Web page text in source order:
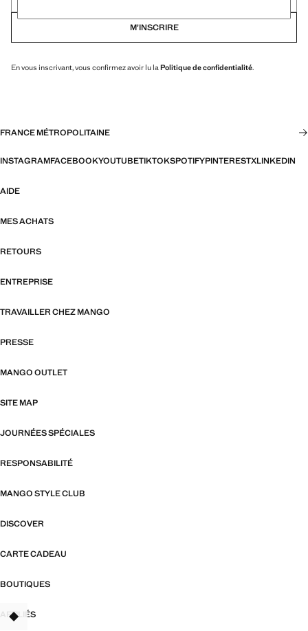
M’INSCRIRE
En vous inscrivant, vous confirmez avoir lu la Politique de confidentialité.
FRANCE MÉTROPOLITAINE
INSTAGRAMFACEBOOKYOUTUBETIKTOKSPOTIFYPINTERESTXLINKEDIN
AIDE
MES ACHATS
RETOURS
ENTREPRISE
TRAVAILLER CHEZ MANGO
PRESSE
MANGO OUTLET
SITE MAP
JOURNÉES SPÉCIALES
RESPONSABILITÉ
MANGO STYLE CLUB
DISCOVER
CARTE CADEAU
BOUTIQUES
AFFILIÉS